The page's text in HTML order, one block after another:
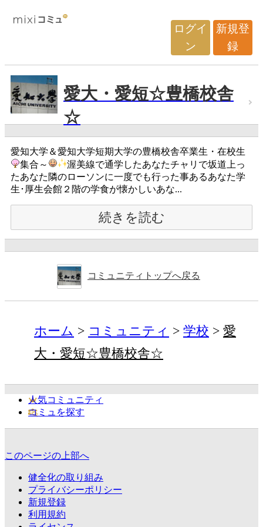
ログイ
ン
新規登
録
愛大・愛短☆豊橋校舎
☆
愛知大学＆愛知大学短期大学の豊橋校舎卒業生・在校生
集合～
渥美線で通学したあなたチャリで坂道上っ
たあなた隣のローソンに一度でも行った事あるあなた学
生･厚生会館２階の学食が懐かしいあな...
続きを読む
コミュニティトップへ戻る
ホーム コミュニティ 学校
愛
大・愛短☆豊橋校舎☆
人気コミュニティ
コミュを探す
このページの上部へ
健全化の取り組み
プライバシーポリシー
新規登録
利用規約